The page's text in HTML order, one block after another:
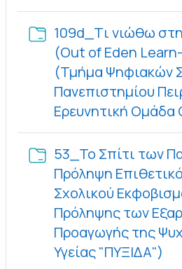
109d_Tι νιώθω
(Out of Eden
(Τμήμα Ψηφιακών
Πανεπιστημίου
Ερευνητική Ομάδα
53_Το Σπίτι των
Πρόληψη
Σχολικού
Πρόληψης των
Προαγωγής της
Υγείας "ΠΥΞΙΔΑ")